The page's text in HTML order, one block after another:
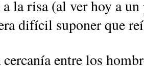
a la risa (al ver hoy a
difícil suponer que
cercanía entre los